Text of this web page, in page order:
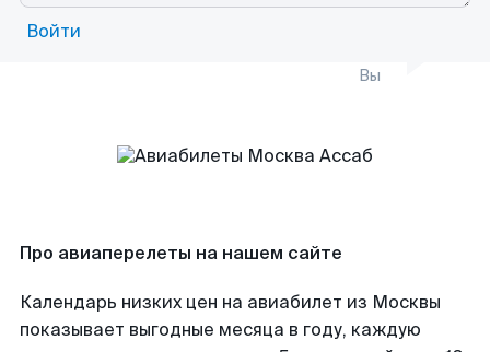
Войти
Вы
Про авиаперелеты на нашем сайте
Календарь низких цен на авиабилет из Москвы
показывает выгодные месяца в году, каждую